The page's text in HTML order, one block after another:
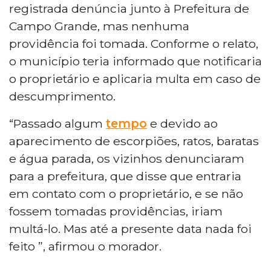
registrada denúncia junto à Prefeitura de
Campo Grande, mas nenhuma
providência foi tomada. Conforme o relato,
o município teria informado que notificaria
o proprietário e aplicaria multa em caso de
descumprimento.
“Passado algum tempo e devido ao
aparecimento de escorpiões, ratos, baratas
e água parada, os vizinhos denunciaram
para a prefeitura, que disse que entraria
em contato com o proprietário, e se não
fossem tomadas providências, iriam
multá-lo. Mas até a presente data nada foi
feito ”, afirmou o morador.